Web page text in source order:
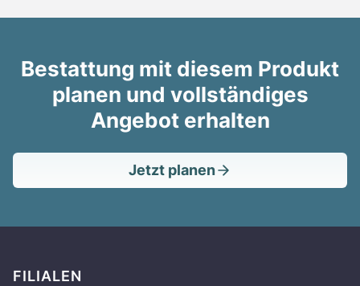
Bestattung mit diesem Produkt
planen und vollständiges
Angebot erhalten
Jetzt planen
FILIALEN